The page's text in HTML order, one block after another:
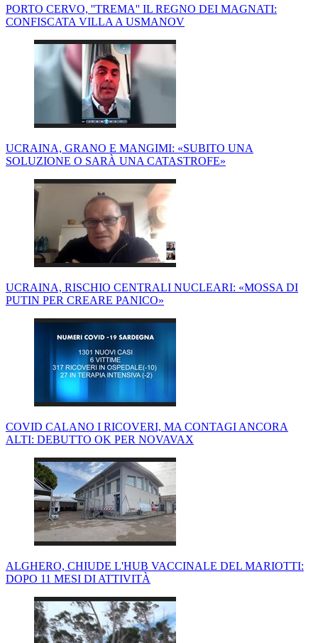
PORTO CERVO, ''TREMA'' IL REGNO DEI MAGNATI:
CONFISCATA VILLA A USMANOV
UCRAINA, GRANO E MANGIMI: «SUBITO UNA
SOLUZIONE O SARÀ UNA CATASTROFE»
UCRAINA, RISCHIO CENTRALI NUCLEARI: «MOSSA DI
PUTIN PER CREARE PANICO»
COVID CALANO I RICOVERI, MA CONTAGI ANCORA
ALTI: DEBUTTO OK PER NOVAVAX
ALGHERO, CHIUDE L'HUB VACCINALE DEL MARIOTTI:
DOPO 11 MESI DI ATTIVITÀ